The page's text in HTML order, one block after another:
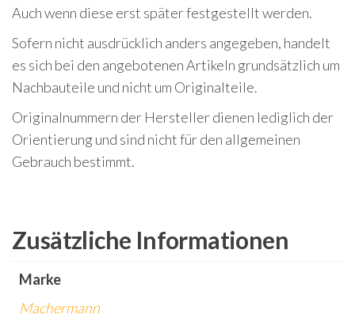
Auch wenn diese erst später festgestellt werden.
Sofern nicht ausdrücklich anders angegeben, handelt
es sich bei den angebotenen Artikeln grundsätzlich um
Nachbauteile und nicht um Originalteile.
Originalnummern der Hersteller dienen lediglich der
Orientierung und sind nicht für den allgemeinen
Gebrauch bestimmt.
Zusätzliche Informationen
Marke
Machermann